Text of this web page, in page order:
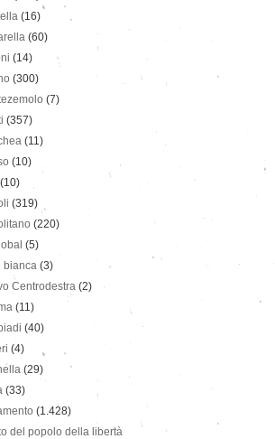
(16)
(60)
(14)
(300)
(7)
(357)
(11)
(10)
(10)
(319)
(220)
(5)
bianca (3)
Centrodestra (2)
(11)
(40)
(4)
(29)
(33)
(1.428)
del popolo della libertà